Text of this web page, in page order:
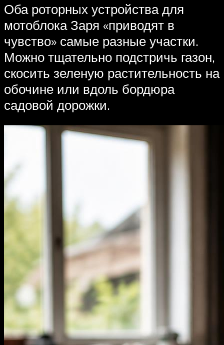
Оба роторных устройства для
мотоблока Заря «приводят в
чувство» самые разные участки.
Можно тщательно подстричь газон,
скосить зеленую растительность на
обочине или вдоль бордюра
садовой дорожки.